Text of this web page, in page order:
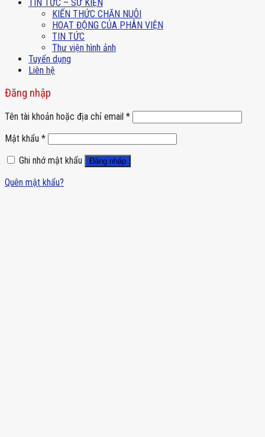
TIN TỨC – SỰ KIỆN
KIẾN THỨC CHĂN NUÔI
HOẠT ĐỘNG CỦA PHÂN VIỆN
TIN TỨC
Thư viện hình ảnh
Tuyển dụng
Liên hệ
Đăng nhập
Tên tài khoản hoặc địa chỉ email *
Mật khẩu *
Ghi nhớ mật khẩu
Đăng nhập
Quên mật khẩu?